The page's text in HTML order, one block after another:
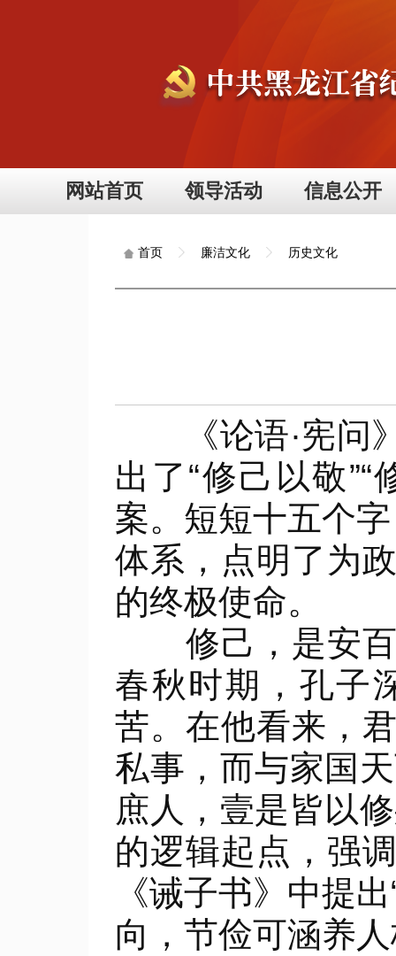
网站首页 领导活动 信息公开
首页 廉洁文化 历史文化
《论语·宪问》
出了“修己以敬
案。短短十五个
体系，点明了为
的终极使命。
修己，是安百
春秋时期，孔子
苦。在他看来，
私事，而与家国
庶人，壹是皆以
的逻辑起点，强
《诫子书》中提
向，节俭可涵养